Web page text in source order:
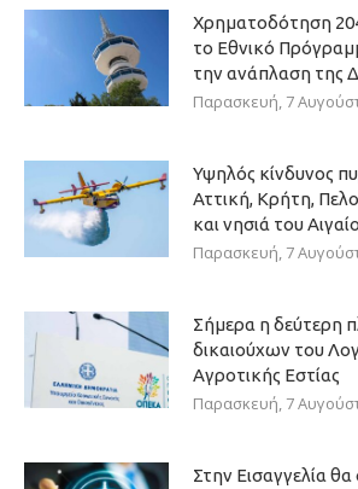
Χρηματοδότηση
το Εθνικό
την ανάπλαση της
Παρασκευή, 7
Υψηλός κίνδυνος
Αττική, Κρήτη,
και νησιά του
Παρασκευή, 7
Σήμερα η δεύτερη
δικαιούχων του
Αγροτικής Εστίας
Παρασκευή, 7
Στην Εισαγγελία